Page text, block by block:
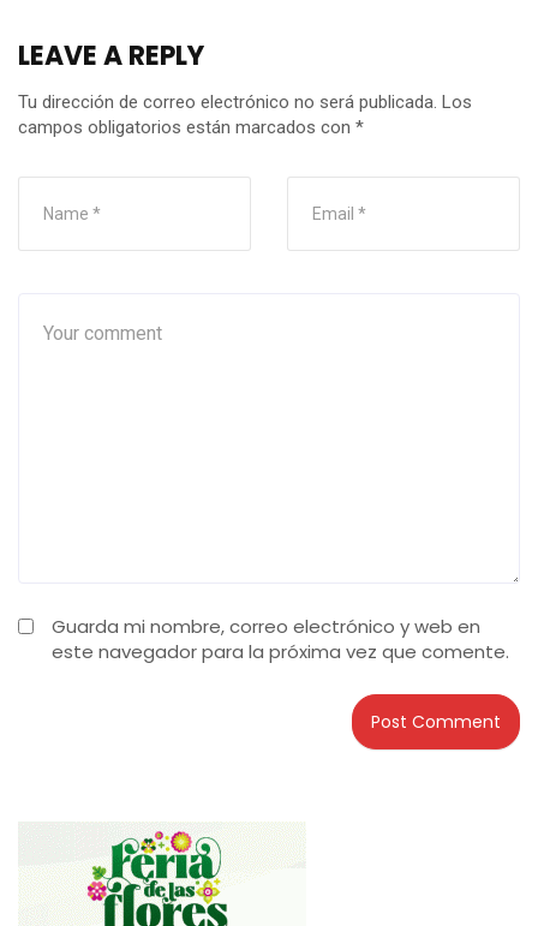
LEAVE A REPLY
Tu dirección de correo electrónico no será publicada. Los
campos obligatorios están marcados con *
Guarda mi nombre, correo electrónico y web en
este navegador para la próxima vez que comente.